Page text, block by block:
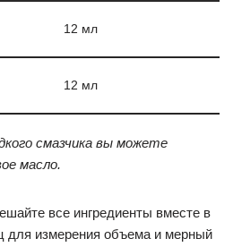
12 мл
12 мл
смазчика вы можете
масло.
все ингредиенты вместе в
для измерения объема и мерный